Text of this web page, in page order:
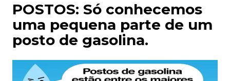
POSTOS: Só conhecemos
uma pequena parte de um
posto de gasolina.